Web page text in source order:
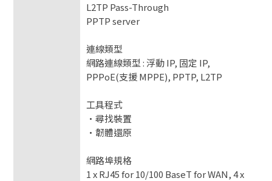
L2TP Pass-Through
PPTP server
連線類型
網路連線類型 : 浮動 IP, 固定 IP,
PPPoE(支援 MPPE), PPTP, L2TP
工具程式
•尋找裝置
•韌體還原
網路埠規格
1 x RJ45 for 10/100 BaseT for WAN, 4 x